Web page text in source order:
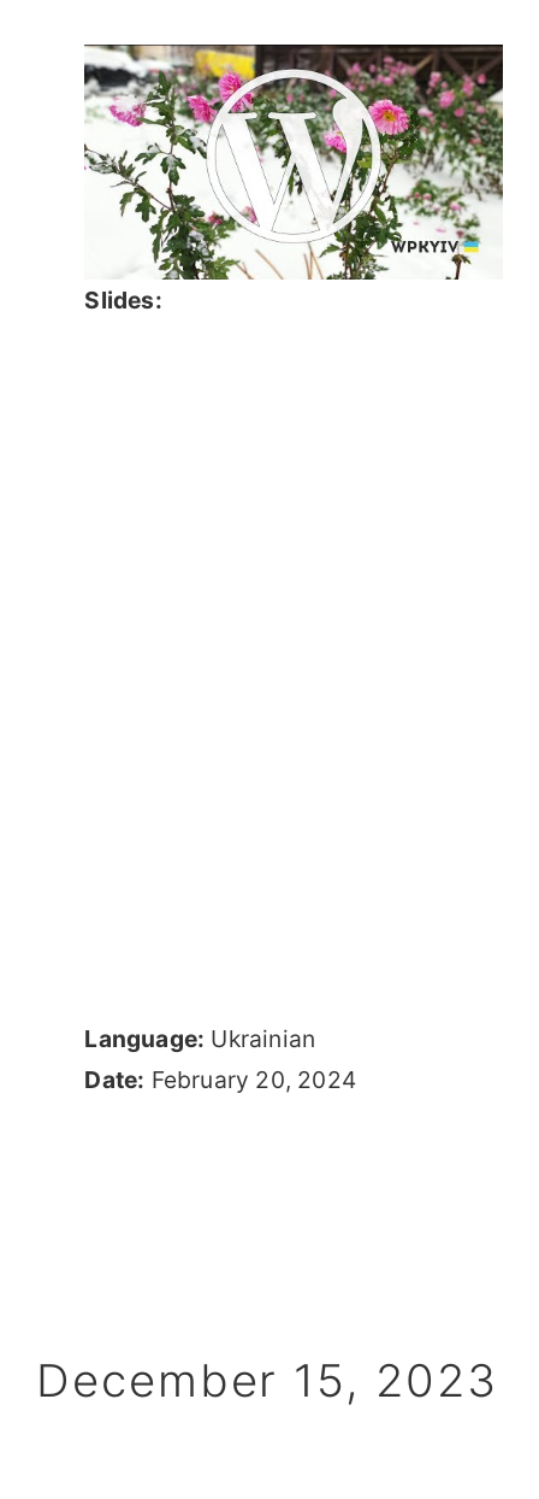
Slides:
Language: Ukrainian
Date: February 20, 2024
December 15, 2023